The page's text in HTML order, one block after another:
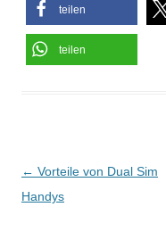
teilen
teilen
Beitragsnavigation
← Vorteile von Dual Sim
Handys